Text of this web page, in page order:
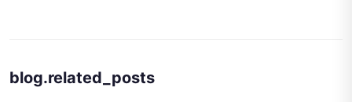
blog.related_posts